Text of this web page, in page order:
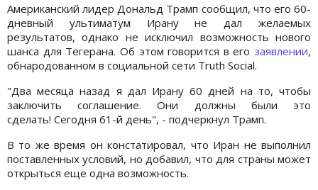
Американский лидер Дональд Трамп сообщил, что его 60-
дневный ультиматум Ирану не дал желаемых
результатов, однако не исключил возможность нового
шанса для Тегерана. Об этом говорится в его заявлении,
обнародованном в социальной сети Truth Social.
"Два месяца назад я дал Ирану 60 дней на то, чтобы
заключить соглашение. Они должны были это
сделать! Сегодня 61-й день", - подчеркнул Трамп.
В то же время он констатировал, что Иран не выполнил
поставленных условий, но добавил, что для страны может
открыться еще одна возможность.